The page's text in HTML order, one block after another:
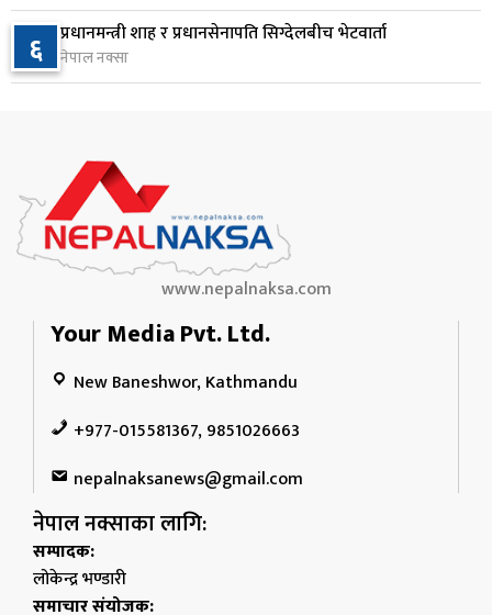
१०
जन्मसिद्ध नागरिकता कडा बनाउने ट्रम्पको नयाँ प्रयास, दुई
कार्यकारी आदेश जारी
६ प्रधानमन्त्री शाह र प्रधानसेनापति सिग्देलबीच भेटवार्ता
नेपाल नक्सा
www.nepalnaksa.com
Your Media Pvt. Ltd.
New Baneshwor, Kathmandu
+977-015581367, 9851026663
nepalnaksanews@gmail.com
नेपाल नक्साका लागि:
सम्पादक:
लोकेन्द्र भण्डारी
समाचार संयोजक: